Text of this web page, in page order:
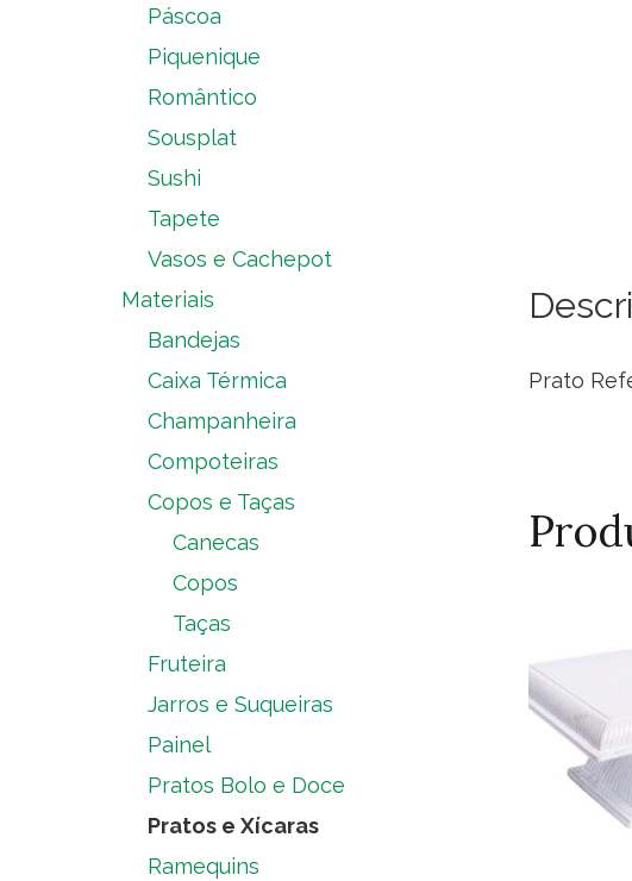
Prato
Páscoa
Piquenique
Romântico
Sousplat
Sushi
Tapete
Vasos e Cachepot
Materiais
Bandejas
Caixa Térmica
Champanheira
Compoteiras
Copos e Taças
Canecas
Copos
Taças
Fruteira
Jarros e Suqueiras
Painel
Pratos Bolo e Doce
Pratos e Xícaras
Ramequins